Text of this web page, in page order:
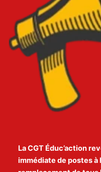
La CGT Éduc’action
immédiate de postes à